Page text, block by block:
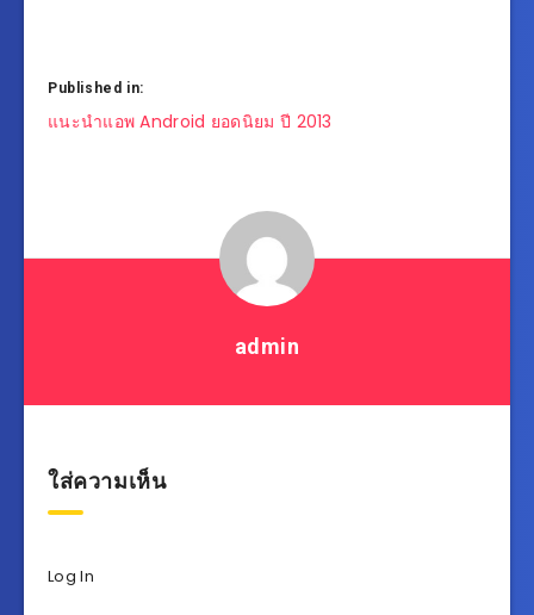
Published in:
แนะแนว
แนะนำแอพ Android ยอดนิยม ปี 2013
admin
ใส่ความเห็น
Log In